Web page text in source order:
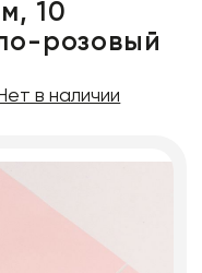
10
розовый
в наличии